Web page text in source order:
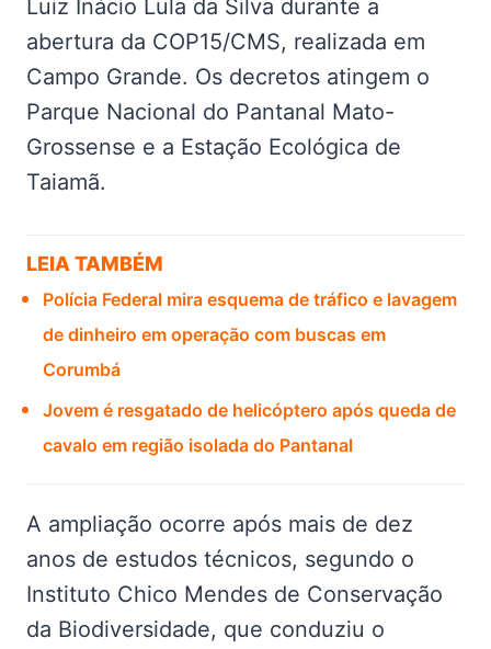
Luiz Inácio Lula da Silva durante a
abertura da COP15/CMS, realizada em
Campo Grande. Os decretos atingem o
Parque Nacional do Pantanal Mato-
Grossense e a Estação Ecológica de
Taiamã.
LEIA TAMBÉM
Polícia Federal mira esquema de tráfico e lavagem
de dinheiro em operação com buscas em
Corumbá
Jovem é resgatado de helicóptero após queda de
cavalo em região isolada do Pantanal
A ampliação ocorre após mais de dez
anos de estudos técnicos, segundo o
Instituto Chico Mendes de Conservação
da Biodiversidade, que conduziu o